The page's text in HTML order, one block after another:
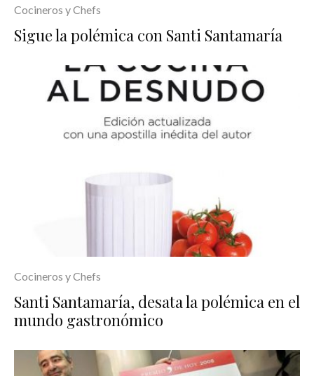
Cocineros y Chefs
Sigue la polémica con Santi Santamaría
Cocineros y Chefs
Santi Santamaría, desata la polémica en el
mundo gastronómico